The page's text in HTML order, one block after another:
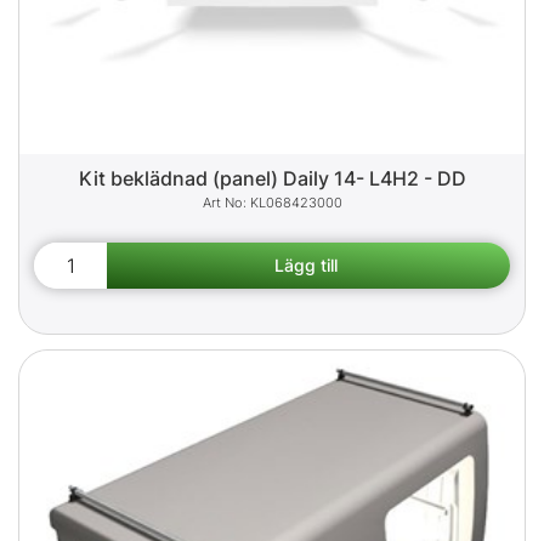
Kit beklädnad (panel) Daily 14- L4H2 - DD
KL068423000